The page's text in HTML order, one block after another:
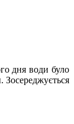
дня води було
Зосереджується